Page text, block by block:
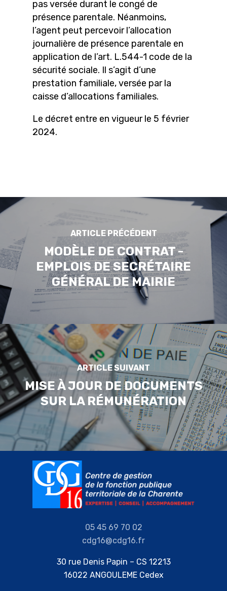
pas versée durant le congé de
présence parentale. Néanmoins,
l’agent peut percevoir l’allocation
journalière de présence parentale en
application de l’art. L.544-1 code de la
sécurité sociale. Il s’agit d’une
prestation familiale, versée par la
caisse d’allocations familiales.
Le décret entre en vigueur le 5 février
2024.
ARTICLE PRÉCÉDENT
MODÈLE DE CONTRAT -
EMPLOIS DE SECRÉTAIRE
GÉNÉRAL DE MAIRIE
ARTICLE SUIVANT
MISE À JOUR DE DOCUMENTS
SUR LA RÉMUNÉRATION
05 45 69 70 02
cdg16@cdg16.fr
30 rue Denis Papin – CS 12213
16022 ANGOULEME Cedex